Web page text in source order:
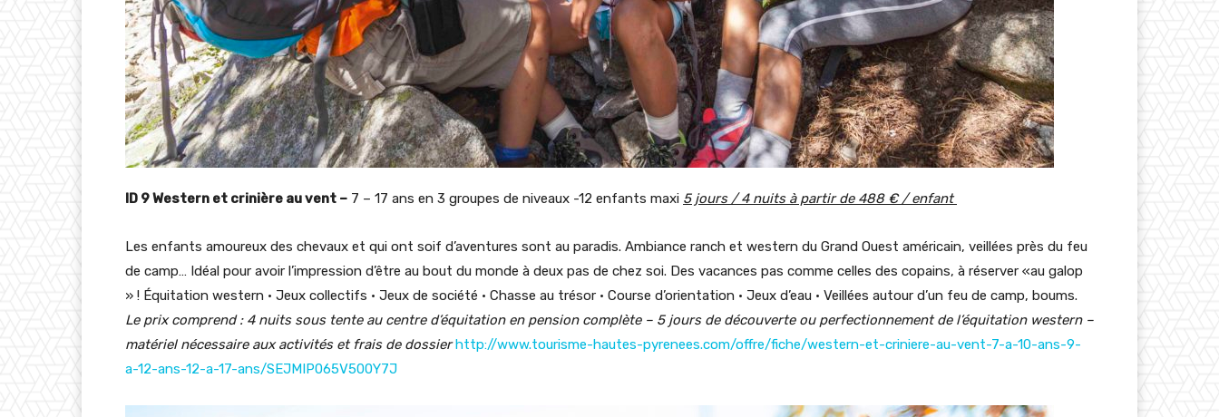
ID 9 Western et crinière au vent – 7 – 17 ans en 3 groupes de niveaux -12 enfants maxi 5 jours / 4 nuits à partir de 488 € / enfant
Les enfants amoureux des chevaux et qui ont soif d’aventures sont au paradis. Ambiance ranch et western du Grand Ouest américain, veillées près du feu
de camp… Idéal pour avoir l’impression d’être au bout du monde à deux pas de chez soi. Des vacances pas comme celles des copains, à réserver «au galop
» ! Équitation western • Jeux collectifs • Jeux de société • Chasse au trésor • Course d’orientation • Jeux d’eau • Veillées autour d’un feu de camp, boums.
Le prix comprend : 4 nuits sous tente au centre d’équitation en pension complète – 5 jours de découverte ou perfectionnement de l’équitation western –
matériel nécessaire aux activités et frais de dossier http://www.tourisme-hautes-pyrenees.com/offre/fiche/western-et-criniere-au-vent-7-a-10-ans-9-
a-12-ans-12-a-17-ans/SEJMIP065V500Y7J